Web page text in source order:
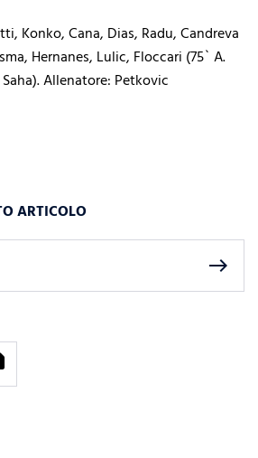
Konko, Cana, Dias, Radu, Candreva
Hernanes, Lulic, Floccari (75` A.
Allenatore: Petkovic
ARTICOLO
east